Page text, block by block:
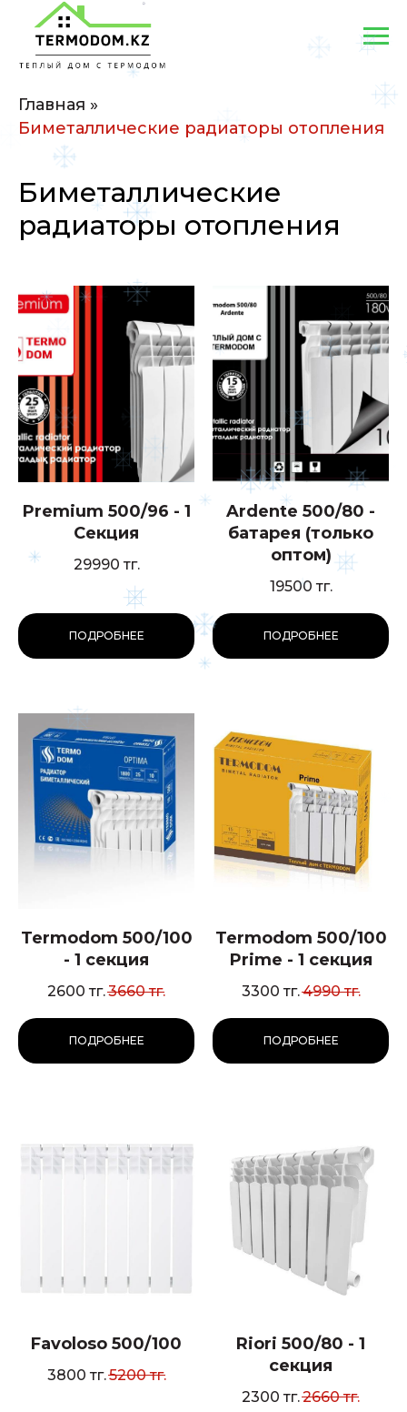
Главная »
Биметаллические радиаторы отопления
Биметаллические
радиаторы отопления
Premium 500/96 - 1
Секция
29990 тг.
ПОДРОБНЕЕ
Ardente 500/80 -
батарея (только
оптом)
19500 тг.
ПОДРОБНЕЕ
Termodom 500/100
- 1 секция
2600 тг.3660 тг.
ПОДРОБНЕЕ
Termodom 500/100
Prime - 1 секция
3300 тг.4990 тг.
ПОДРОБНЕЕ
Favoloso 500/100
3800 тг.5200 тг.
Riori 500/80 - 1
секция
2300 тг.2660 тг.